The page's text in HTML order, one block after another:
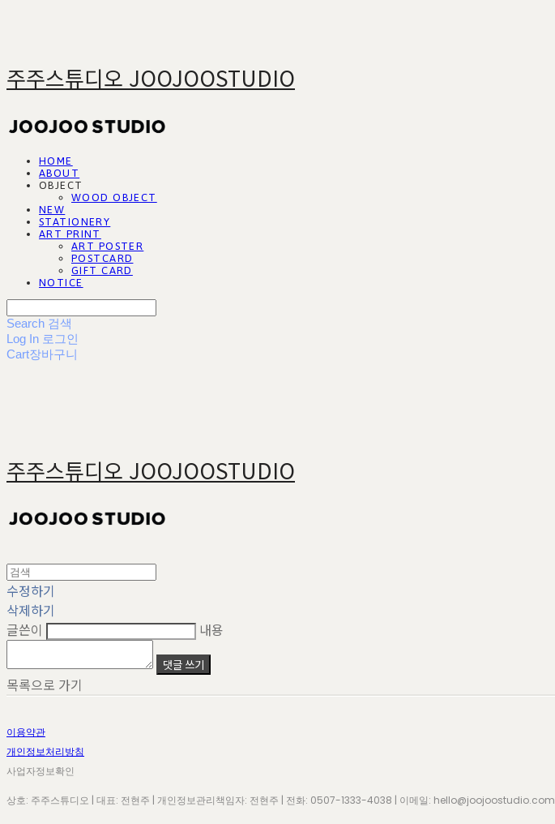
주주스튜디오 JOOJOOSTUDIO
HOME
ABOUT
OBJECT
WOOD OBJECT
NEW
STATIONERY
ART PRINT
ART POSTER
POSTCARD
GIFT CARD
NOTICE
Search 검색
Log In 로그인
Cart장바구니
주주스튜디오 JOOJOOSTUDIO
수정하기
삭제하기
글쓴이
내용
댓글 쓰기
목록으로 가기
이용약관
개인정보처리방침
사업자정보확인
상호: 주주스튜디오 | 대표: 전현주 | 개인정보관리책임자: 전현주 | 전화: 0507-1333-4038 | 이메일: hello@joojoostudio.com